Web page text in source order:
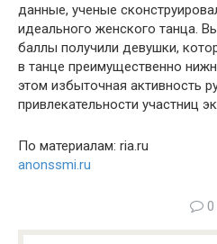
данные, ученые
идеального женского танца.
баллы получили девушки,
в танце преимущественно
этом избыточная активность
привлекательности участниц
По материалам: ria.ru
anonssmi.ru
0